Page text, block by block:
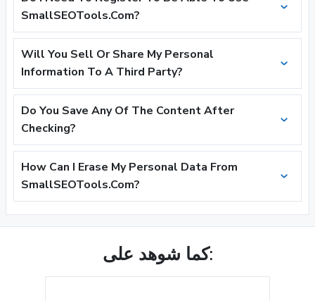
SmallSEOTools.Com?
Will You Sell Or Share My Personal
Information To A Third Party?
Do You Save Any Of The Content After
Checking?
How Can I Erase My Personal Data From
SmallSEOTools.Com?
كما شوهد على: